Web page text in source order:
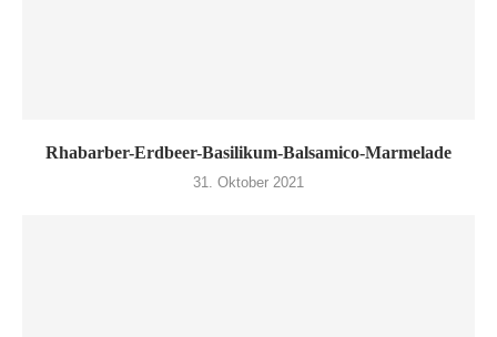
Rhabarber-Erdbeer-Basilikum-Balsamico-Marmelade
31. Oktober 2021